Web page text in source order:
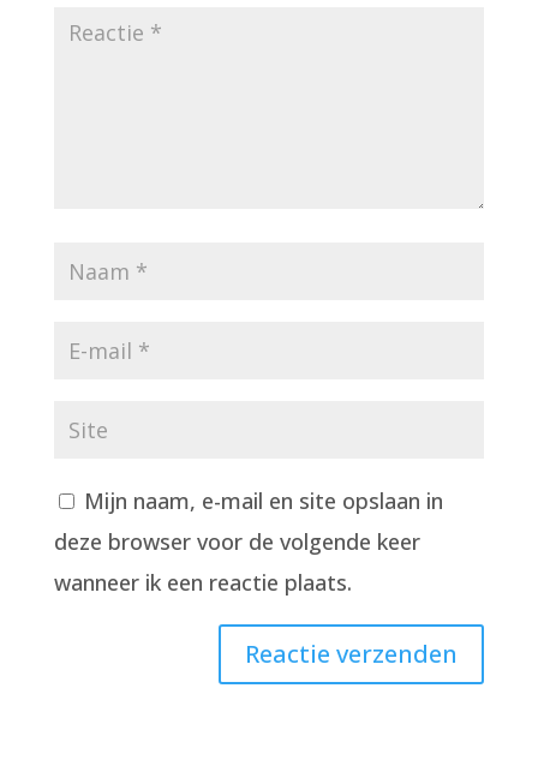
Mijn naam, e-mail en site opslaan in
deze browser voor de volgende keer
wanneer ik een reactie plaats.